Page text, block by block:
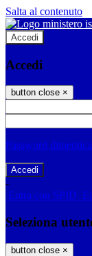
Salta al contenuto
Accedi
Accedi
button close ×
Password
-
Entra con SPID
Seleziona
button close ×